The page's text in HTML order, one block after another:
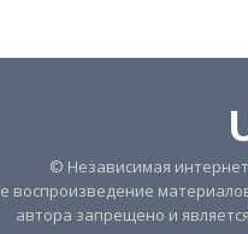
© Независимая
воспроизведение
автора запрещено и